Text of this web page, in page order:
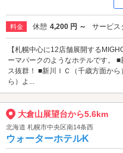
料金 休憩 4,200 円 ～ サービス
【札幌中心に12店舗展開する
ーマパークのようなホテルです。
ス抜群！ ■新川ＩＣ（千歳方面か
ら）よ...
大倉山展望台から5.6km
北海道 札幌市中央区南14条西
ウォーターホテルK